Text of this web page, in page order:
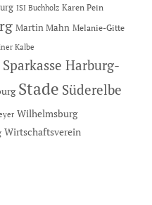
ISI Buchholz Karen Pein
Martin Mahn Melanie-Gitte
Kalbe
Sparkasse Harburg-
Stade Süderelbe
Wilhelmsburg
Wirtschaftsverein